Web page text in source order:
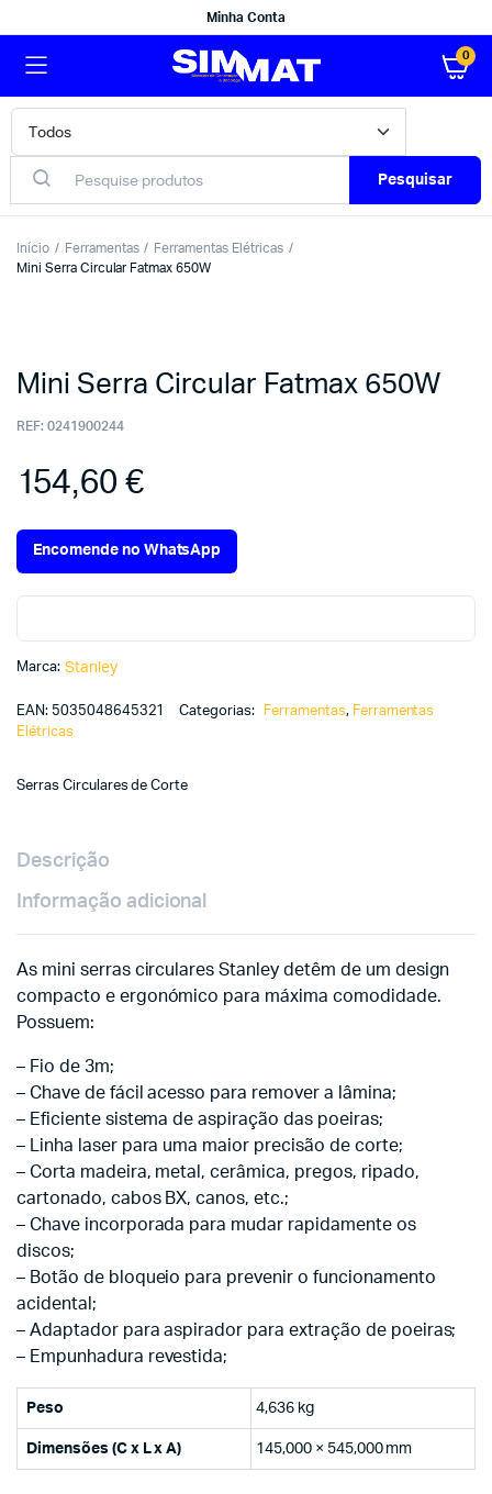
Minha Conta
0
Pesquisar
Início Ferramentas
Ferramentas Elétricas
Mini Serra Circular Fatmax 650W
Mini Serra Circular Fatmax 650W
REF: 0241900244
154,60€
Encomende no WhatsApp
Marca: Stanley
EAN: 5035048645321 Categorias: Ferramentas, Ferramentas
Elétricas
Serras Circulares de Corte
Descrição
Informação adicional
As mini serras circulares Stanley detêm de um design
compacto e ergonómico para máxima comodidade.
Possuem:
– Fio de 3m;
– Chave de fácil acesso para remover a lâmina;
– Eficiente sistema de aspiração das poeiras;
– Linha laser para uma maior precisão de corte;
– Corta madeira, metal, cerâmica, pregos, ripado,
cartonado, cabos BX, canos, etc.;
– Chave incorporada para mudar rapidamente os
discos;
– Botão de bloqueio para prevenir o funcionamento
acidental;
– Adaptador para aspirador para extração de poeiras;
– Empunhadura revestida;
Peso 4,636 kg
Dimensões (C x L x A) 145,000 × 545,000 mm